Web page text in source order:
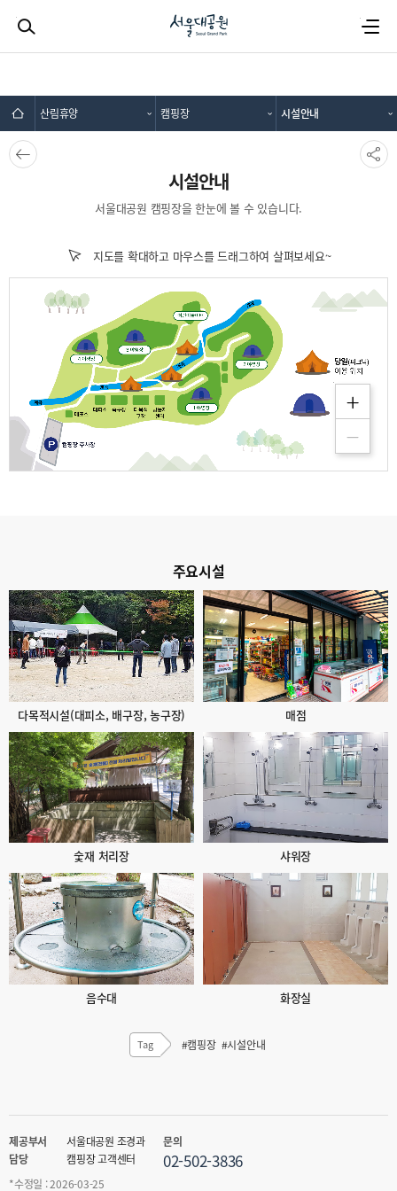
산림휴양 캠핑장 시설안내
뒤로가
기
SNS공
유
시설안내
서울대공원 캠핑장을 한눈에 볼 수 있습니다.
지도를 확대하고 마우스를 드래그하여 살펴보세요~
주요시설
다목적시설(대피소, 배구장, 농구장) 매점
숯재 처리장 샤워장
음수대 화장실
Tag #캠핑장 #시설안내
제공부서
서울대공원 조경과
담당
캠핑장 고객센터
문의
02-502-3836
*수정일 : 2026-03-25